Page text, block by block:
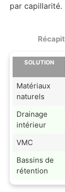
par capillarité.
SOLUTION
Matériaux
naturels
Drainage
intérieur
VMC
Bassins de
rétention